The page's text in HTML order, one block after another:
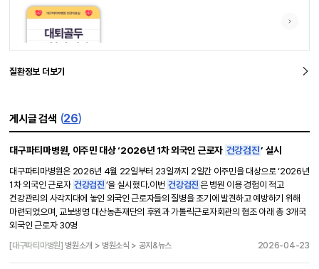
당뇨병
질환백서 25-06-16
건선
대퇴골두 무혈성 괴사
질환정보 더보기
게시글 검색 (26)
대구파티마병원, 이주민 대상 ‘2026년 1차 외국인 근로자 건강검진’ 실시
대구파티마병원은 2026년 4월 22일부터 23일까지 2일간 이주민을 대상으로 ‘2026년
1차 외국인 근로자 건강검진 ’을 실시했다.이번 건강검진 은 병원 이용 경험이 적고
건강관리의 사각지대에 놓인 외국인 근로자들의 질병을 조기에 발견하고 예방하기 위해
마련되었으며, 교보생명 대산농촌재단의 후원과 가톨릭근로자회관의 협조 아래 총 3개국
외국인 근로자 30명
[대구파티마병원] 병원소개 > 병원소식 > 공지&뉴스 2026-04-23